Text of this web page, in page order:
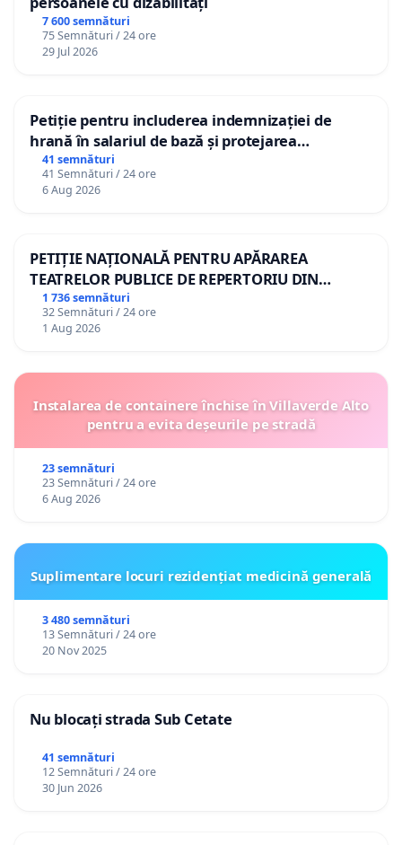
7 600 semnături
75 Semnături / 24 ore
29 Jul 2026
Petiție pentru includerea indemnizației de
hrană în salariul de bază și protejarea
gradațiilor de vechime pentru asistenții
personali
41 semnături
41 Semnături / 24 ore
6 Aug 2026
PETIȚIE NAȚIONALĂ PENTRU APĂRAREA
TEATRELOR PUBLICE DE REPERTORIU DIN
ROMÂNIA
1 736 semnături
32 Semnături / 24 ore
1 Aug 2026
Instalarea de containere închise în Villaverde Alto
pentru a evita deșeurile pe stradă
23 semnături
23 Semnături / 24 ore
6 Aug 2026
Suplimentare locuri rezidențiat medicină generală
3 480 semnături
13 Semnături / 24 ore
20 Nov 2025
Nu blocați strada Sub Cetate
41 semnături
12 Semnături / 24 ore
30 Jun 2026